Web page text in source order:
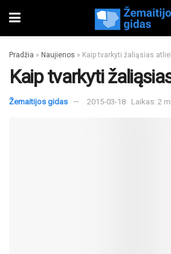
Pradžia » Naujienos » Kaip tvarkyti žaliąsias
Kaip tvarkyti
Žemaitijos gidas 2015-03-18 Laikas: 2